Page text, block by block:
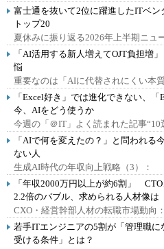
富士通を抜いて2位に躍進したITベ
トップ20
夏休みに振り返る2026年上半期ニュ
「AI活用する新人増えてOJT負担
悩
重要なのは「AIに代替されにくい本
「Excel好き」では進化できない、
今、AIをどう使うか
今週の「＠IT」よく読まれた記事“10
「AIで何を変えたの？」と問われる
ない人
生成AI時代の年収向上戦略（3）：
「年収2000万円以上が約6割」
2.2倍のバブル、求められる人材像は
CXO・経営幹部人材の転職市場動向：
若手ITエンジニアの5割が「管理職
受ける条件」とは？